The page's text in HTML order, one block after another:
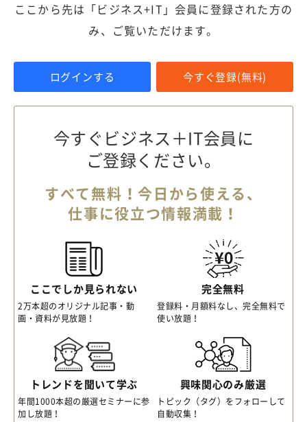
ここから先は「ビジネス+IT」会員に登録された方の
み、ご覧いただけます。
ログインする 今すぐ登録(無料)
今すぐビジネス＋IT会員に
ご登録ください。
すべて無料！今日から使える、
仕事に役立つ情報満載！
ここでしか見られない
2万本超のオリジナル記事・動
画・資料が見放題！
完全無料
登録料・月額料なし、完全無料で
使い放題！
トレンドを聞いて学ぶ
年間1000本超の厳選セミナーに参
加し放題！
興味関心のみ厳選
トピック（タグ）をフォローして
自動収集！